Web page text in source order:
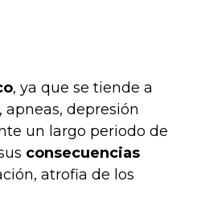
, ya que se tiende a
depresión
un largo periodo de
consecuencias
atrofia de los